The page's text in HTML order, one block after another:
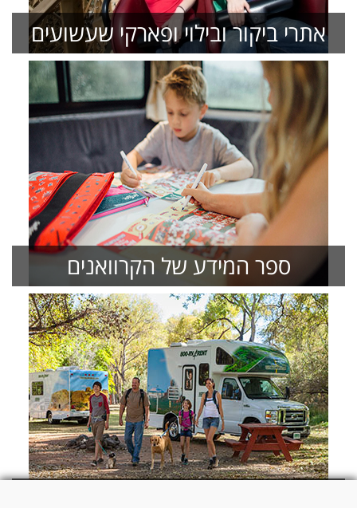
אתרי ביקור ובילוי ופארקי שעשועים
ספר המידע של הקרוואנים